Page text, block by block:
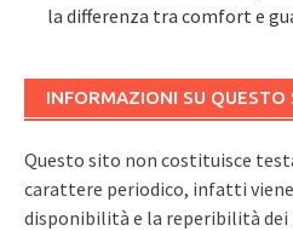
la differenza tra comfort e
INFORMAZIONI SU QUESTO
Questo sito non costituisce
carattere periodico, infatti
disponibilità e la reperibilità